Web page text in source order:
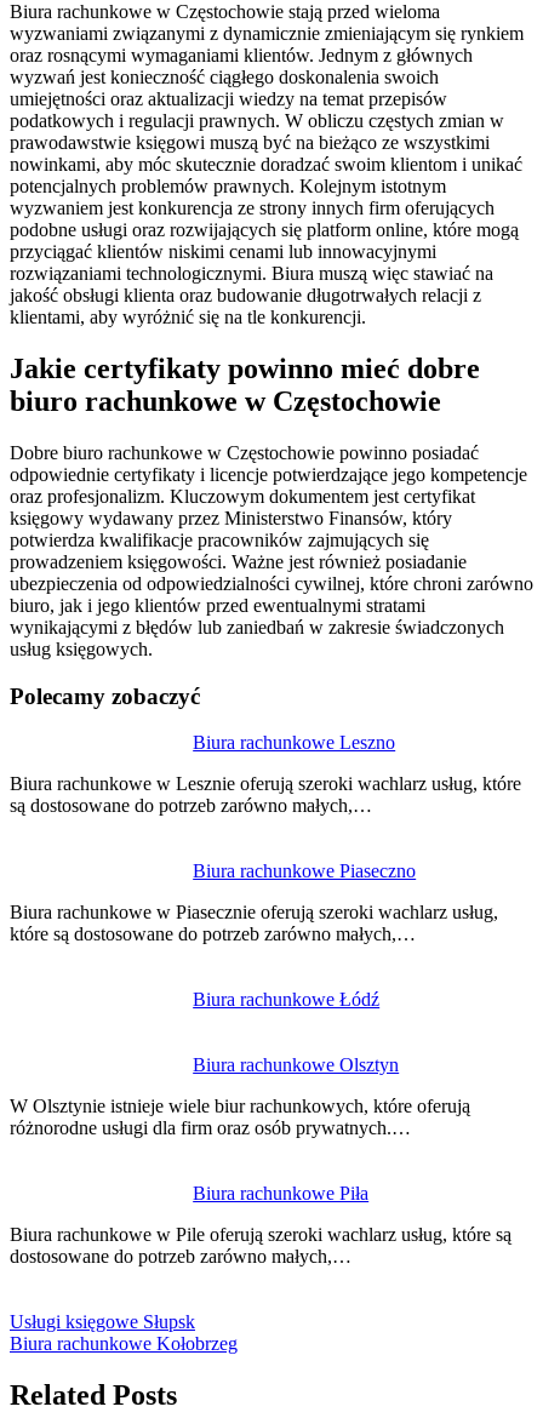
Biura rachunkowe w Częstochowie stają przed wieloma
wyzwaniami związanymi z dynamicznie zmieniającym się rynkiem
oraz rosnącymi wymaganiami klientów. Jednym z głównych
wyzwań jest konieczność ciągłego doskonalenia swoich
umiejętności oraz aktualizacji wiedzy na temat przepisów
podatkowych i regulacji prawnych. W obliczu częstych zmian w
prawodawstwie księgowi muszą być na bieżąco ze wszystkimi
nowinkami, aby móc skutecznie doradzać swoim klientom i unikać
potencjalnych problemów prawnych. Kolejnym istotnym
wyzwaniem jest konkurencja ze strony innych firm oferujących
podobne usługi oraz rozwijających się platform online, które mogą
przyciągać klientów niskimi cenami lub innowacyjnymi
rozwiązaniami technologicznymi. Biura muszą więc stawiać na
jakość obsługi klienta oraz budowanie długotrwałych relacji z
klientami, aby wyróżnić się na tle konkurencji.
Jakie certyfikaty powinno mieć dobre
biuro rachunkowe w Częstochowie
Dobre biuro rachunkowe w Częstochowie powinno posiadać
odpowiednie certyfikaty i licencje potwierdzające jego kompetencje
oraz profesjonalizm. Kluczowym dokumentem jest certyfikat
księgowy wydawany przez Ministerstwo Finansów, który
potwierdza kwalifikacje pracowników zajmujących się
prowadzeniem księgowości. Ważne jest również posiadanie
ubezpieczenia od odpowiedzialności cywilnej, które chroni zarówno
biuro, jak i jego klientów przed ewentualnymi stratami
wynikającymi z błędów lub zaniedbań w zakresie świadczonych
usług księgowych.
Polecamy zobaczyć
Biura rachunkowe Leszno
Biura rachunkowe w Lesznie oferują szeroki wachlarz usług, które
są dostosowane do potrzeb zarówno małych,…
Biura rachunkowe Piaseczno
Biura rachunkowe w Piasecznie oferują szeroki wachlarz usług,
które są dostosowane do potrzeb zarówno małych,…
Biura rachunkowe Łódź
Biura rachunkowe Olsztyn
W Olsztynie istnieje wiele biur rachunkowych, które oferują
różnorodne usługi dla firm oraz osób prywatnych.…
Biura rachunkowe Piła
Biura rachunkowe w Pile oferują szeroki wachlarz usług, które są
dostosowane do potrzeb zarówno małych,…
wpisu
Usługi księgowe Słupsk
Biura rachunkowe Kołobrzeg
Related Posts